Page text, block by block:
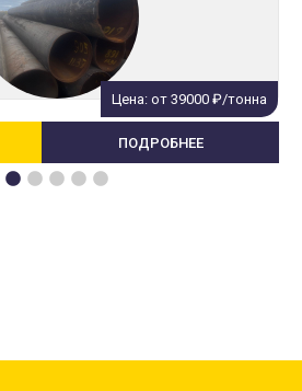
Цена: от 39000 ₽/тонна
ПОДРОБНЕЕ